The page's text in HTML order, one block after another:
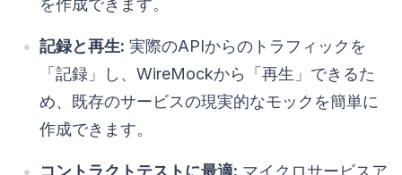
を作成できます。
記録と再生: 実際のAPIからのトラフィックを
「記録」し、WireMockから「再生」できるた
め、既存のサービスの現実的なモックを簡単に
作成できます。
コントラクトテストに最適: マイクロサービスア